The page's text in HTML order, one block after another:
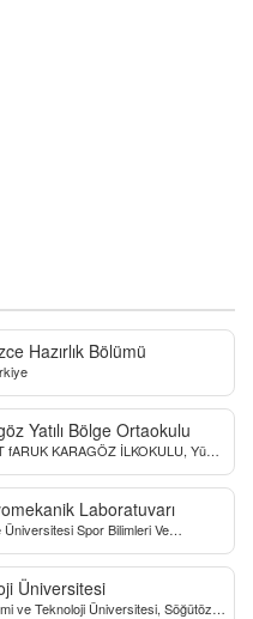
Hazırlık Bölümü
Yatılı Bölge Ortaokulu
KARAGÖZ İLKOKULU, Yücel
Laboratuvarı
Spor Bilimleri Ve
Üniversitesi
ve Teknoloji Üniversitesi, Söğütözü